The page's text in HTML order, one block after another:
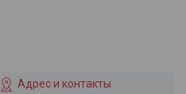
Адрес и контакты